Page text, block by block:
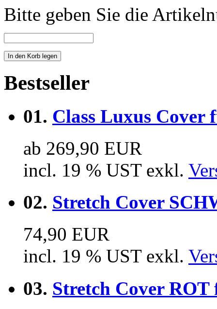
Bitte geben Sie die
Bestseller
01. Class Luxus
ab 269,90 EUR
incl. 19 % UST exkl.
02. Stretch Cover
74,90 EUR
incl. 19 % UST exkl.
03. Stretch Cover